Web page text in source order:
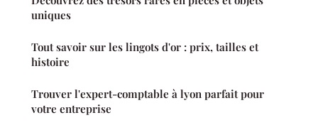
uniques
Tout savoir sur les lingots d'or : prix, tailles et
histoire
Trouver l'expert-comptable à lyon parfait pour
votre entreprise